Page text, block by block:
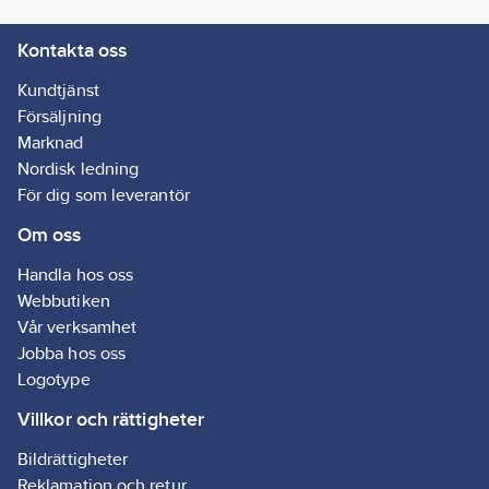
Kontakta oss
Kundtjänst
Försäljning
Marknad
Nordisk ledning
För dig som leverantör
Om oss
Handla hos oss
Webbutiken
Vår verksamhet
Jobba hos oss
Logotype
Villkor och rättigheter
Bildrättigheter